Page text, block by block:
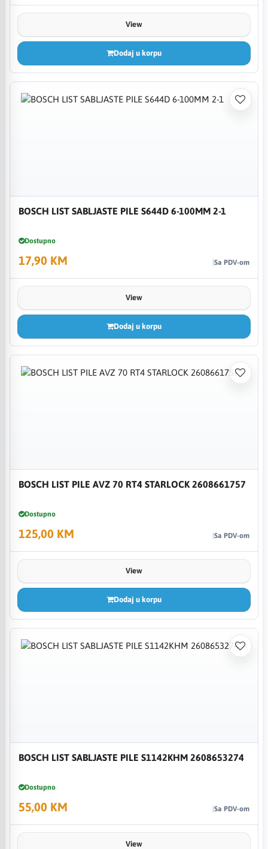
View
Dodaj u korpu
BOSCH LIST SABLJASTE PILE S644D 6-100MM 2-1
Dostupno
17,90 KM Sa PDV-om
View
Dodaj u korpu
BOSCH LIST PILE AVZ 70 RT4 STARLOCK 2608661757
Dostupno
125,00 KM Sa PDV-om
View
Dodaj u korpu
BOSCH LIST SABLJASTE PILE S1142KHM 2608653274
Dostupno
55,00 KM Sa PDV-om
View